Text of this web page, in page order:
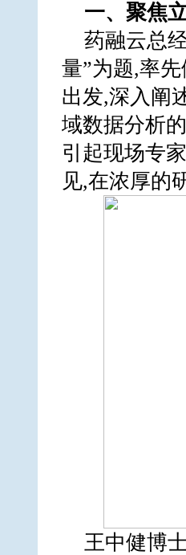
一、聚焦
药融云总
量”为题,率
出发,深入阐
域数据分析
引起现场专
见,在浓厚的
王中健博